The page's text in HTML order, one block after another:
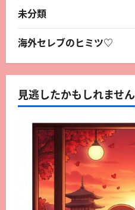
未分類
海外セレブのヒミツ♡
見逃したかもしれません